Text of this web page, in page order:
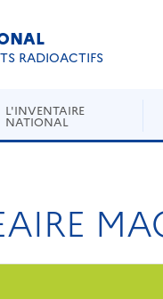
RADIOACTIFS
L'INVENTAIRE
NATIONAL